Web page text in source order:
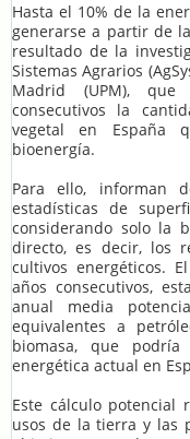
Hasta el 10% de la
generarse a partir de
resultado de la
Sistemas Agrarios
Madrid (UPM),
consecutivos la
vegetal en España
bioenergía.
Para ello, informan
estadísticas de
considerando solo la
directo, es decir, los
cultivos energéticos.
años consecutivos,
anual media
equivalentes a
biomasa, que
energética actual en
Este cálculo potencial
usos de la tierra y las